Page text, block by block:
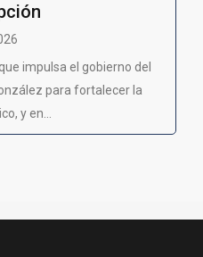
impulsa el gobierno del
para fortalecer la
y en...